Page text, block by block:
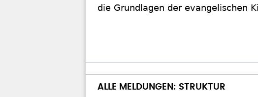
die Grundlagen der evangelischen
ALLE MELDUNGEN: STRUKTUR